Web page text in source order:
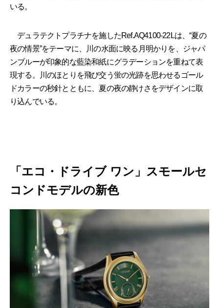
いる。
デュラテクトプラチナを施したRef.AQ4100-22Lは、“夏の
夜の情景”をテーマに、川の水面に映る月明かりを、ジャパ
ンブルーが印象的な藍染和紙にグラデーションを重ねて表
現する。川のほとりを飛び交う蛍の光跡を思わせるゴール
ドカラーの秒針とともに、夏の夜の静けさをデザインに取
り込んでいる。
「エコ・ドライブ ワン」スモールセ
コンドモデルの新色